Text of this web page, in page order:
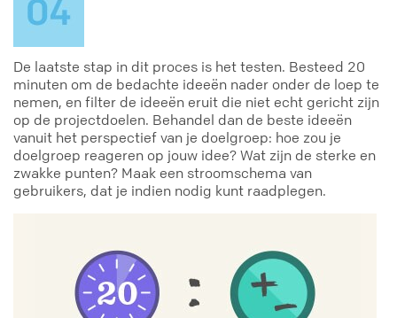
De laatste stap in dit proces is het testen. Besteed 20
minuten om de bedachte ideeën nader onder de loep te
nemen, en filter de ideeën eruit die niet echt gericht zijn
op de projectdoelen. Behandel dan de beste ideeën
vanuit het perspectief van je doelgroep: hoe zou je
doelgroep reageren op jouw idee? Wat zijn de sterke en
zwakke punten? Maak een stroomschema van
gebruikers, dat je indien nodig kunt raadplegen.